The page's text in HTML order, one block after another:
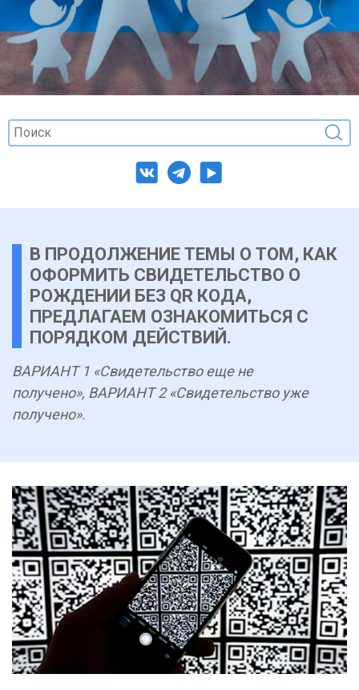
В ПРОДОЛЖЕНИЕ ТЕМЫ О ТОМ, КАК
ОФОРМИТЬ СВИДЕТЕЛЬСТВО О
РОЖДЕНИИ БЕЗ QR КОДА,
ПРЕДЛАГАЕМ ОЗНАКОМИТЬСЯ С
ПОРЯДКОМ ДЕЙСТВИЙ.
ВАРИАНТ 1 «Свидетельство еще не
получено», ВАРИАНТ 2 «Свидетельство уже
получено».